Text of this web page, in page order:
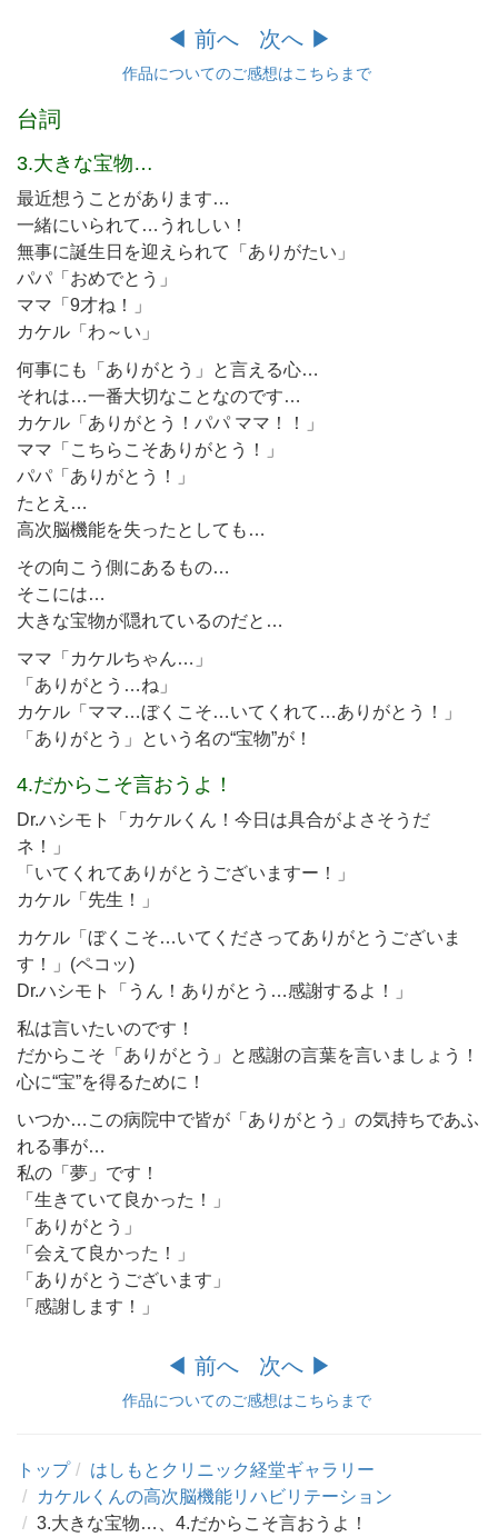
◀︎ 前へ 次へ ▶︎
作品についてのご感想はこちらまで
台詞
3.大きな宝物…
最近想うことがあります…
一緒にいられて…うれしい！
無事に誕生日を迎えられて「ありがたい」
パパ「おめでとう」
ママ「9才ね！」
カケル「わ～い」
何事にも「ありがとう」と言える心…
それは…一番大切なことなのです…
カケル「ありがとう！パパ ママ！！」
ママ「こちらこそありがとう！」
パパ「ありがとう！」
たとえ…
高次脳機能を失ったとしても…
その向こう側にあるもの…
そこには…
大きな宝物が隠れているのだと…
ママ「カケルちゃん…」
「ありがとう…ね」
カケル「ママ…ぼくこそ…いてくれて…ありがとう！」
「ありがとう」という名の“宝物”が！
4.だからこそ言おうよ！
Dr.ハシモト「カケルくん！今日は具合がよさそうだ
ネ！」
「いてくれてありがとうございますー！」
カケル「先生！」
カケル「ぼくこそ…いてくださってありがとうございま
す！」(ペコッ)
Dr.ハシモト「うん！ありがとう…感謝するよ！」
私は言いたいのです！
だからこそ「ありがとう」と感謝の言葉を言いましょう！
心に“宝”を得るために！
いつか…この病院中で皆が「ありがとう」の気持ちであふ
れる事が…
私の「夢」です！
「生きていて良かった！」
「ありがとう」
「会えて良かった！」
「ありがとうございます」
「感謝します！」
◀︎ 前へ 次へ ▶︎
作品についてのご感想はこちらまで
トップ
はしもとクリニック経堂ギャラリー
カケルくんの高次脳機能リハビリテーション
3.大きな宝物…、4.だからこそ言おうよ！